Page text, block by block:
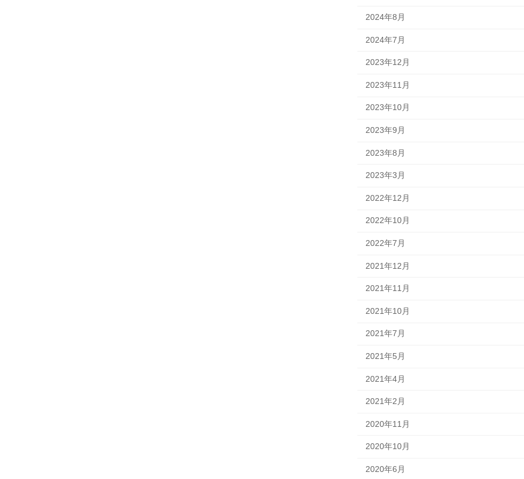
2024年8月
2024年7月
2023年12月
2023年11月
2023年10月
2023年9月
2023年8月
2023年3月
2022年12月
2022年10月
2022年7月
2021年12月
2021年11月
2021年10月
2021年7月
2021年5月
2021年4月
2021年2月
2020年11月
2020年10月
2020年6月